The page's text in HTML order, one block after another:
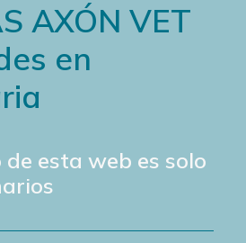
AXÓN VET
en
esta web es solo